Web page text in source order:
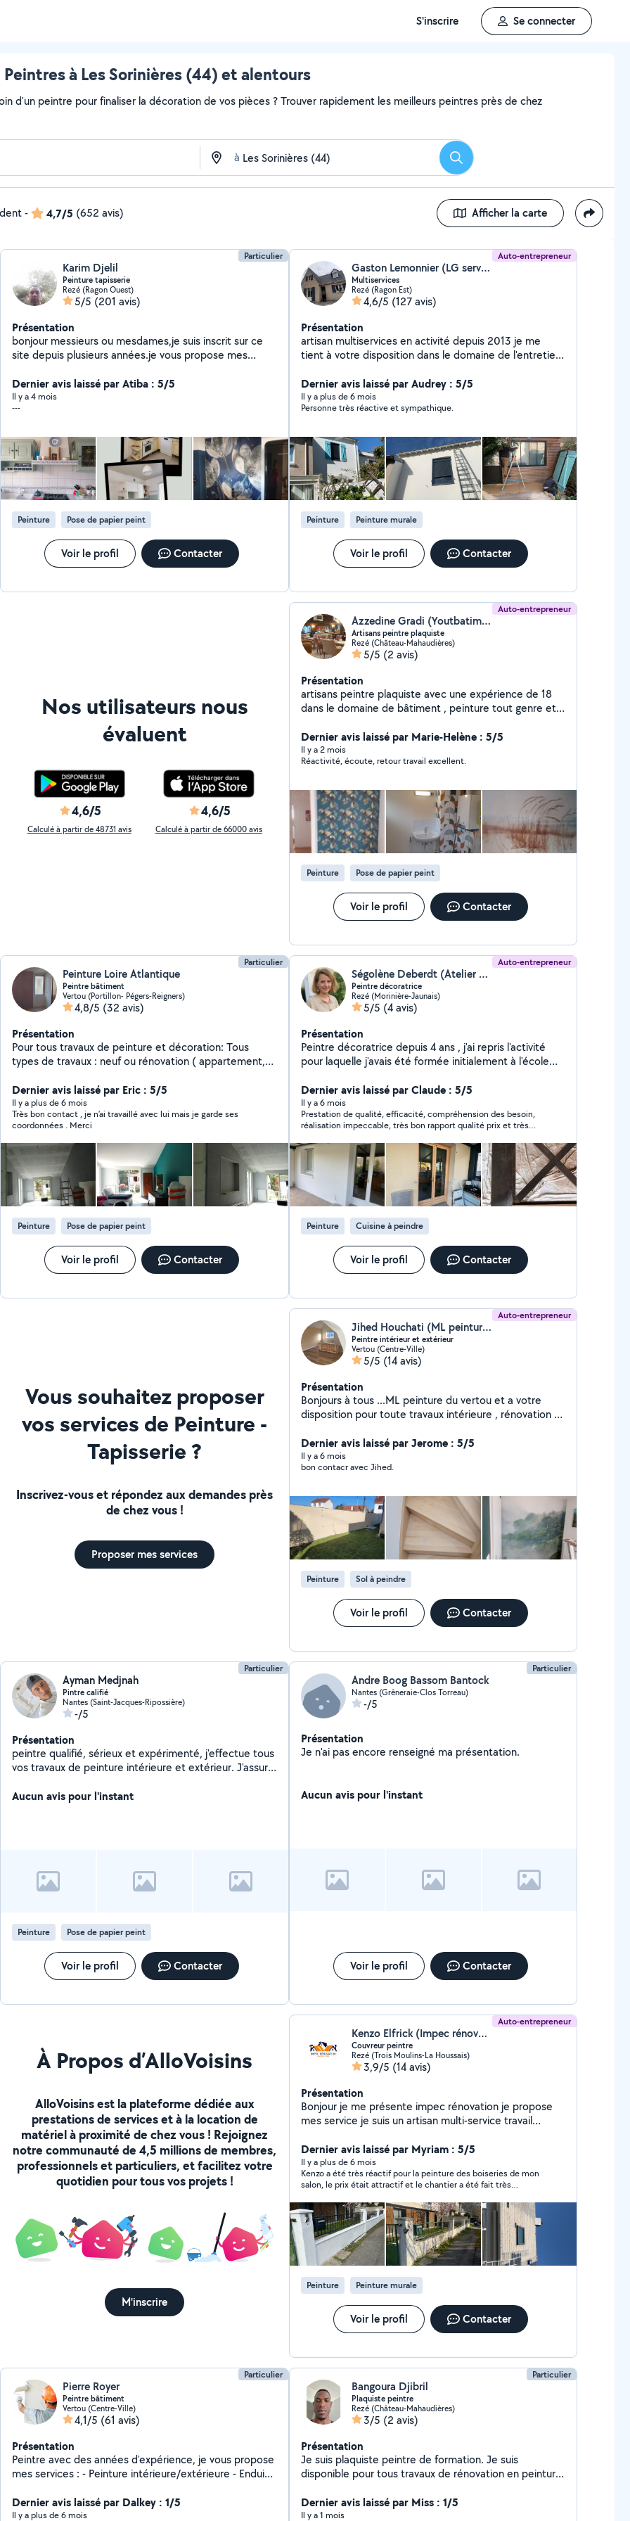
S'inscrire Se connecter
Peintres à Les Sorinières (44) et alentours
d'un peintre pour finaliser la décoration de vos pièces ? Trouver rapidement les meilleurs peintres près de chez
à Rechercher
- 4,7/5 (652 avis) Afficher la carte
Particulier
Karim Djelil
Peinture tapisserie
Rezé (Ragon Ouest)
5/5 (201 avis)
Présentation
bonjour messieurs ou mesdames,je suis inscrit sur ce
site depuis plusieurs années.je vous propose mes
déménagement et manutentions diverses.j'ai une
expérience de 5 ans dans la peinture et je travaille sur
allo voisin depuis une petite dizaine d'années.je donne
vous rendre service.je suis dispo la semaine a partir de
14 h ou le weekend toute la journée cdt a bientôt
j'espère.
Dernier avis laissé par Atiba : 5/5
Il y a 4 mois
---
Peinture Pose de papier peint
Voir le profil Contacter
Auto-entrepreneur
Gaston Lemonnier (LG service)
Multiservices
Rezé (Ragon Est)
4,6/5 (127 avis)
Présentation
artisan multiservices en activité depuis 2013 je me
tient à votre disposition dans le domaine de l'entretient
d'espace vert en tout genres O675392795
Dernier avis laissé par Audrey : 5/5
Il y a plus de 6 mois
Personne très réactive et sympathique.
Peinture Peinture murale
Voir le profil Contacter
Nos utilisateurs nous
évaluent
4,6/5
Calculé à partir de 48731 avis
4,6/5
Calculé à partir de 66000 avis
Auto-entrepreneur
Azzedine Gradi (Youtbatimen)
Artisans peintre plaquiste
Rezé (Château-Mahaudières)
5/5 (2 avis)
Présentation
artisans peintre plaquiste avec une expérience de 18
dans le domaine de bâtiment , peinture tout genre et
papier peint ,pose de sole ,moquette , lino ou lame de
pvc ,carrelageet pose de plaquo murs et plafond avec
finition et autre ... travail bien soigner propre et
cordialement youtbatiment
Dernier avis laissé par Marie-Helène : 5/5
Il y a 2 mois
Réactivité, écoute, retour travail excellent.
Peinture Pose de papier peint
Voir le profil Contacter
Particulier
Peinture Loire Atlantique
Peintre bâtiment
Vertou (Portillon- Pégers-Reigners)
4,8/5 (32 avis)
Présentation
Pour tous travaux de peinture et décoration: Tous
types de travaux : neuf ou rénovation ( appartement,
intérieure extérieure. Enduit partiel ou total sur murs et
plafonds. Travail propre et bien fini avec des prix
raisonnables.
Dernier avis laissé par Eric : 5/5
Il y a plus de 6 mois
Très bon contact , je n’ai travaillé avec lui mais je garde ses
coordonnées . Merci
Peinture Pose de papier peint
Voir le profil Contacter
Auto-entrepreneur
Ségolène Deberdt (Atelier Murmur)
Peintre décoratrice
Rezé (Morinière-Jaunais)
5/5 (4 avis)
Présentation
Peintre décoratrice depuis 4 ans , j'ai repris l'activité
pour laquelle j'avais été formée initialement à l'école
peinture intérieure, réalisation d'enduits décoratifs,
fresques murales et relooking de meubles. J'anime en
parallèle de cette activité des formations peinture,
pose de papier peint et relooking de meubles chez
Leroy Merlin, enseigne dans laquelle j'ai exercé pendant
15 ans le métier de conseillère en décoration. Mon
objectif est de réaliser un intérieur qui vous ressemble
et dans lequel vous vous sentez bien.
Dernier avis laissé par Claude : 5/5
Il y a 6 mois
Prestation de qualité, efficacité, compréhension des besoin,
réalisation impeccable, très bon rapport qualité prix et très
Peinture Cuisine à peindre
Voir le profil Contacter
Vous souhaitez proposer
vos services de Peinture -
Tapisserie ?
Inscrivez-vous et répondez aux demandes près
de chez vous !
Proposer mes services
Auto-entrepreneur
Jihed Houchati (ML peinture.)
Peintre intérieur et extérieur
Vertou (Centre-Ville)
5/5 (14 avis)
Présentation
Bonjours à tous ...ML peinture du vertou et a votre
disposition pour toute travaux intérieure , rénovation et
Dernier avis laissé par Jerome : 5/5
Il y a 6 mois
bon contacr avec Jihed.
Peinture Sol à peindre
Voir le profil Contacter
Particulier
Ayman Medjnah
Pintre califié
Nantes (Saint-Jacques-Ripossière)
-/5
Présentation
peintre qualifié, sérieux et expérimenté, j'effectue tous
vos travaux de peinture intérieure et extérieur. J'assure
des ennuis et définitions. Avec soin et dans le respect
Aucun avis pour l'instant
Peinture Pose de papier peint
Voir le profil Contacter
Particulier
Andre Boog Bassom Bantock
Nantes (Grêneraie-Clos Torreau)
-/5
Présentation
Je n'ai pas encore renseigné ma présentation.
Aucun avis pour l'instant
Voir le profil Contacter
À Propos d’AlloVoisins
AlloVoisins est la plateforme dédiée aux
prestations de services et à la location de
matériel à proximité de chez vous ! Rejoignez
notre communauté de 4,5 millions de membres,
professionnels et particuliers, et facilitez votre
quotidien pour tous vos projets !
M'inscrire
Auto-entrepreneur
Kenzo Elfrick (Impec rénovation)
Couvreur peintre
Rezé (Trois Moulins-La Houssais)
3,9/5 (14 avis)
Présentation
Bonjour je me présente impec rénovation je propose
mes service je suis un artisan multi-service travail
impec rénovation Vérification de toiture gratuit
Nettoyage toitures Nettoyage façade Nettoyage
pignon Nettoyage muret Nettoyage dallage Nettoyage
gouttière Traitement anti mouse traitement hydrofuge
démoussage de toiture traitement de charpente
Couverture Pose de gouttière Etanchéité de toiture
Pose de charpente Zinguerie Maçonnerie Ravalement
de façade peinture toiture taille de haie abattage
Élagage tonte de pelouse enlèvement
Dernier avis laissé par Myriam : 5/5
Il y a plus de 6 mois
Kenzo a été très réactif pour la peinture des boiseries de mon
salon, le prix était attractif et le chantier a été fait très
la prestation ce qui nécessitait l'achat et la pause d'un produit
supplémentaire). Je referai appel à ce professionnel.
Peinture Peinture murale
Voir le profil Contacter
Particulier
Pierre Royer
Peintre bâtiment
Vertou (Centre-Ville)
4,1/5 (61 avis)
Présentation
Peintre avec des années d'expérience, je vous propose
mes services : - Peinture intérieure/extérieure - Enduit,
façades/toitures - Sols
Dernier avis laissé par Dalkey : 1/5
Il y a plus de 6 mois
Particulier
Bangoura Djibril
Plaquiste peintre
Rezé (Château-Mahaudières)
3/5 (2 avis)
Présentation
Je suis plaquiste peintre de formation. Je suis
disponible pour tous travaux de rénovation en peinture,
Dernier avis laissé par Miss : 1/5
Il y a 1 mois